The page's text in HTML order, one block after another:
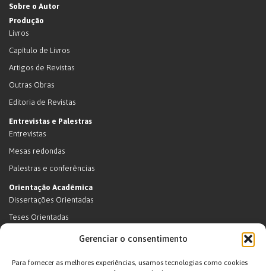
Gerenciar o consentimento
Para fornecer as melhores experiências, usamos tecnologias como cookies
Sobre o Autor
Produção
Livros
Capítulo de Livros
Artigos de Revistas
Outras Obras
Editoria de Revistas
Entrevistas e Palestras
Entrevistas
Mesas redondas
Palestras e conferências
Orientação Acadêmica
Dissertações Orientadas
Teses Orientadas
Livros (dissertações e teses)
Supervisão de pós-doutorado